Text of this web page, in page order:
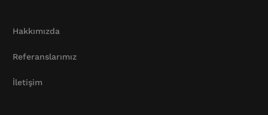
Hakkımızda
Referanslarımız
İletişim